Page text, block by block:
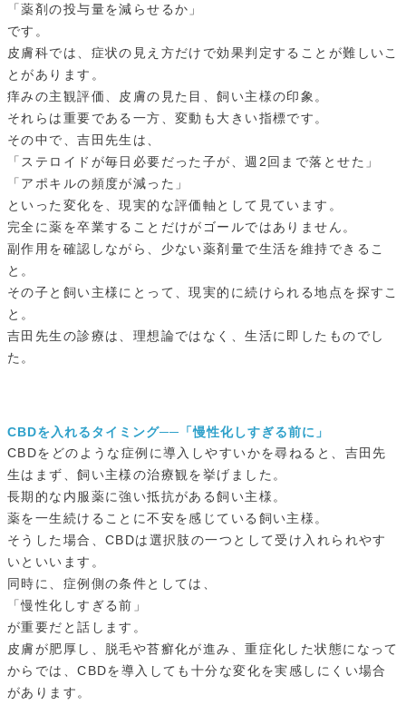
「薬剤の投与量を減らせるか」
です。
皮膚科では、症状の見え方だけで効果判定することが難しいこ
とがあります。
痒みの主観評価、皮膚の見た目、飼い主様の印象。
それらは重要である一方、変動も大きい指標です。
その中で、吉田先生は、
「ステロイドが毎日必要だった子が、週2回まで落とせた」
「アポキルの頻度が減った」
といった変化を、現実的な評価軸として見ています。
完全に薬を卒業することだけがゴールではありません。
副作用を確認しながら、少ない薬剤量で生活を維持できるこ
と。
その子と飼い主様にとって、現実的に続けられる地点を探すこ
と。
吉田先生の診療は、理想論ではなく、生活に即したものでし
た。
CBDを入れるタイミング──「慢性化しすぎる前に」
CBDをどのような症例に導入しやすいかを尋ねると、吉田先
生はまず、飼い主様の治療観を挙げました。
長期的な内服薬に強い抵抗がある飼い主様。
薬を一生続けることに不安を感じている飼い主様。
そうした場合、CBDは選択肢の一つとして受け入れられやす
いといいます。
同時に、症例側の条件としては、
「慢性化しすぎる前」
が重要だと話します。
皮膚が肥厚し、脱毛や苔癬化が進み、重症化した状態になって
からでは、CBDを導入しても十分な変化を実感しにくい場合
があります。